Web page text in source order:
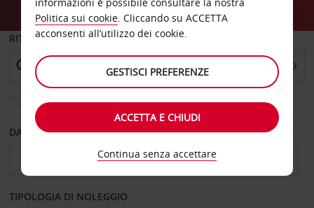
RITIRO DA
Scegli una località di riconsegna diversa
DAL GIORNO AL GIORNO
TIPOLOGIA DI NOLEGGIO
Politica sui cookie. Cliccando su ACCETTA
acconsenti all’utilizzo dei cookie.
GESTISCI PREFERENZE
ACCETTA E CHIUDI
Continua senza accettare